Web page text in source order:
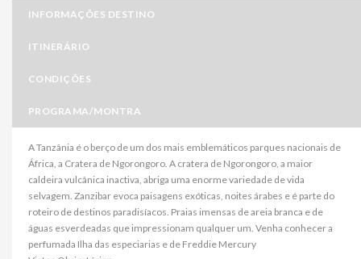
INFORMAÇÕES DESTINO
ITINERÁRIO
CONDIÇÕES
PROGRAMA/MONTRA
A Tanzânia é o berço de um dos mais emblemáticos parques nacionais de
África, a Cratera de Ngorongoro. A cratera de Ngorongoro, a maior
caldeira vulcânica inactiva, abriga uma enorme variedade de vida
selvagem. Zanzibar evoca paisagens exóticas, noites árabes e é parte do
roteiro de destinos paradisíacos. Praias imensas de areia branca e de
águas esverdeadas que impressionam qualquer um. Venha conhecer a
perfumada Ilha das especiarias e de Freddie Mercury